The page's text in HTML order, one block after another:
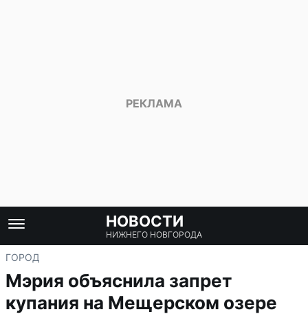
НОВОСТИ
НИЖНЕГО НОВГОРОДА
ГОРОД
Мэрия объяснила запрет
купания на Мещерском озере